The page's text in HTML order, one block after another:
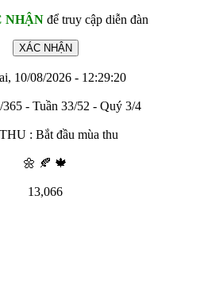
NHẬNđể truy cập diễn đàn
10/08/2026 - 12:29:20
- Tuần 33/52 - Quý 3/4
: Bắt đầu mùa thu
🌼 🍂 🍁
13,066